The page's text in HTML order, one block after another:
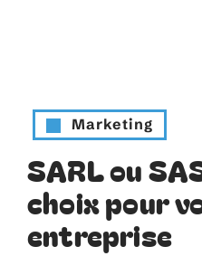
Marketing
SARL ou
choix pour
entreprise